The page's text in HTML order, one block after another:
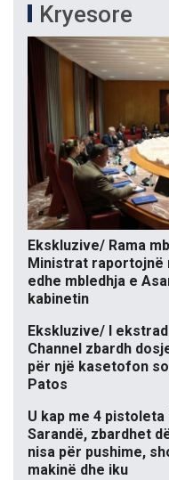
Kryesore
Ekskluzive/ Rama
Ministrat raportojnë
edhe mbledhja e
kabinetin
Ekskluzive/ I
Channel zbardh
për një kasetofon
Patos
U kap me 4
Sarandë, zbardhet
nisa për pushime,
makinë dhe iku